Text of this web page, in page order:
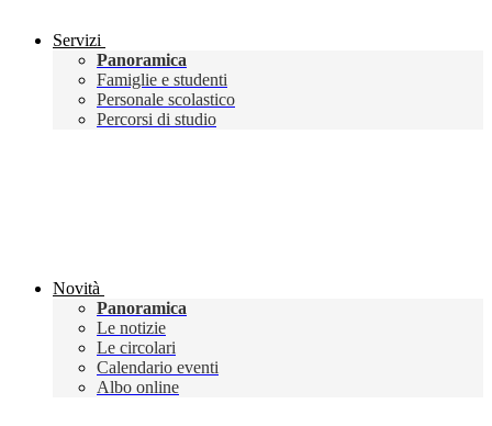
Servizi
Panoramica
Famiglie e studenti
Personale scolastico
Percorsi di studio
Novità
Panoramica
Le notizie
Le circolari
Calendario eventi
Albo online